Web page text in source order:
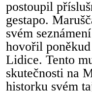
postoupil
gestapo.
svém
hovořil
Lidice. Tento
skutečnosti na
historku svém